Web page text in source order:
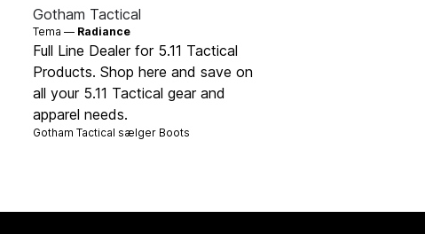
Gotham Tactical
Tema — Radiance
Full Line Dealer for 5.11 Tactical
Products. Shop here and save on
all your 5.11 Tactical gear and
apparel needs.
Gotham Tactical sælger Boots